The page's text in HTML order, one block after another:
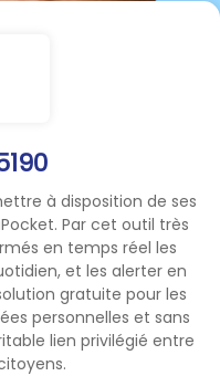
à disposition de ses
Par cet outil très
en temps réel les
et les alerter en
gratuite pour les
personnelles et sans
lien privilégié entre